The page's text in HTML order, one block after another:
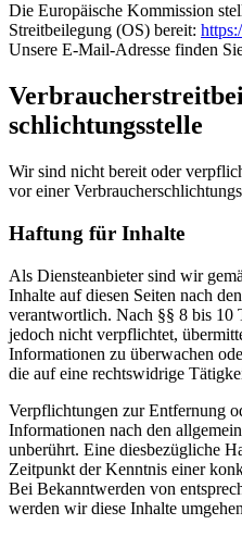
Die Europäische Kommission
Streitbeilegung (OS) bereit:
Unsere E-Mail-Adresse finden
schlichtungs­stelle
Wir sind nicht bereit oder
vor einer
Haftung für Inhalte
Als Diensteanbieter sind wir
Inhalte auf diesen Seiten nach
verantwortlich. Nach §§ 8 bis 10
jedoch nicht verpflichtet,
Informationen zu überwachen
die auf eine rechtswidrige
Verpflichtungen zur Entfernung
Informationen nach den
unberührt. Eine diesbezügliche
Zeitpunkt der Kenntnis einer
Bei Bekanntwerden von
werden wir diese Inhalte